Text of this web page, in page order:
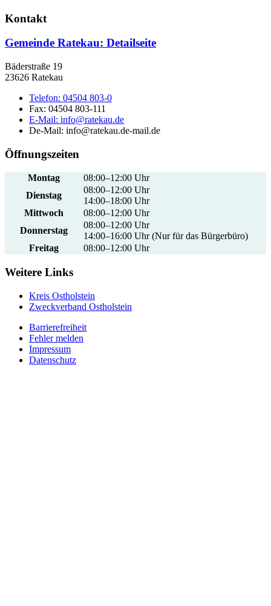
Kontakt
Gemeinde Ratekau: Detailseite
Bäderstraße 19
23626 Ratekau
Telefon: 04504 803-0
Fax: 04504 803-111
E-Mail: info@ratekau.de
De-Mail: info@ratekau.de-mail.de
Öffnungszeiten
Montag
08:00–12:00 Uhr
Dienstag
08:00–12:00 Uhr
14:00–18:00 Uhr
Mittwoch
08:00–12:00 Uhr
Donnerstag
08:00–12:00 Uhr
14:00–16:00 Uhr (Nur für das Bürgerbüro)
Freitag
08:00–12:00 Uhr
Weitere Links
Kreis Ostholstein
Zweckverband Ostholstein
Barrierefreiheit
Fehler melden
Impressum
Datenschutz